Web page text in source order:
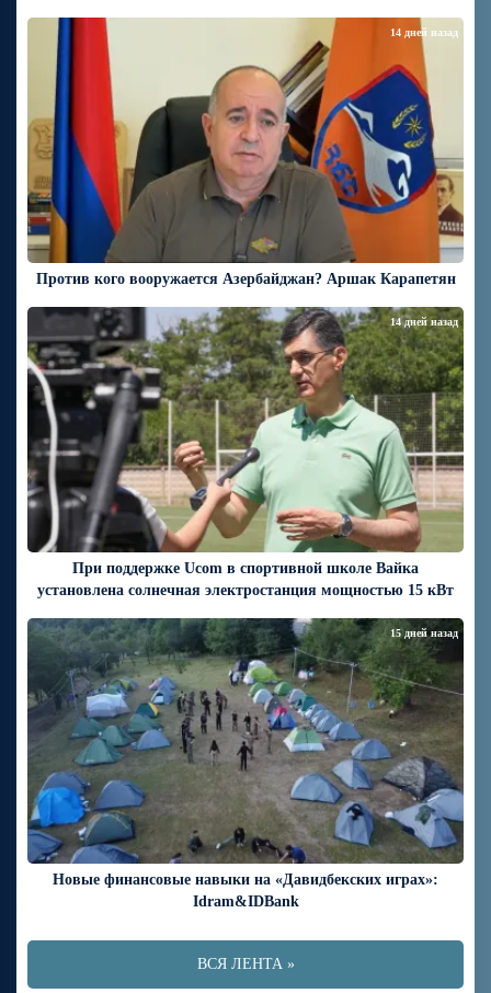
Против кого вооружается Азербайджан? Аршак Карапетян
14 дней назад
При поддержке Ucom в спортивной школе Вайка
установлена солнечная электростанция мощностью 15 кВт
14 дней назад
Новые финансовые навыки на «Давидбекских играх»:
Idram&IDBank
15 дней назад
ВСЯ ЛЕНТА »